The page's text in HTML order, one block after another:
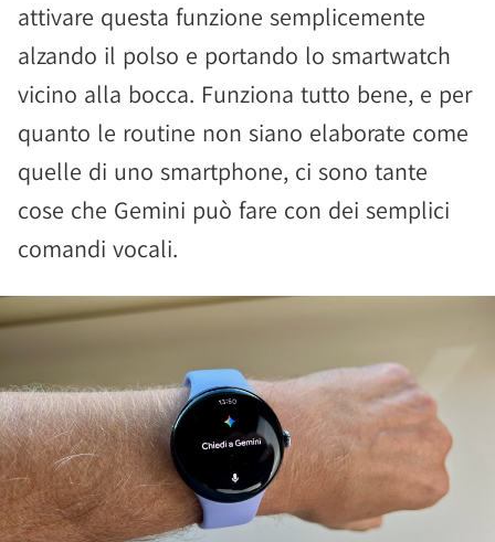
attivare questa funzione semplicemente
alzando il polso e portando lo smartwatch
vicino alla bocca. Funziona tutto bene, e per
quanto le routine non siano elaborate come
quelle di uno smartphone, ci sono tante
cose che Gemini può fare con dei semplici
comandi vocali.